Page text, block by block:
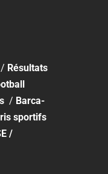
Résultats
/ Barca-
sportifs
/